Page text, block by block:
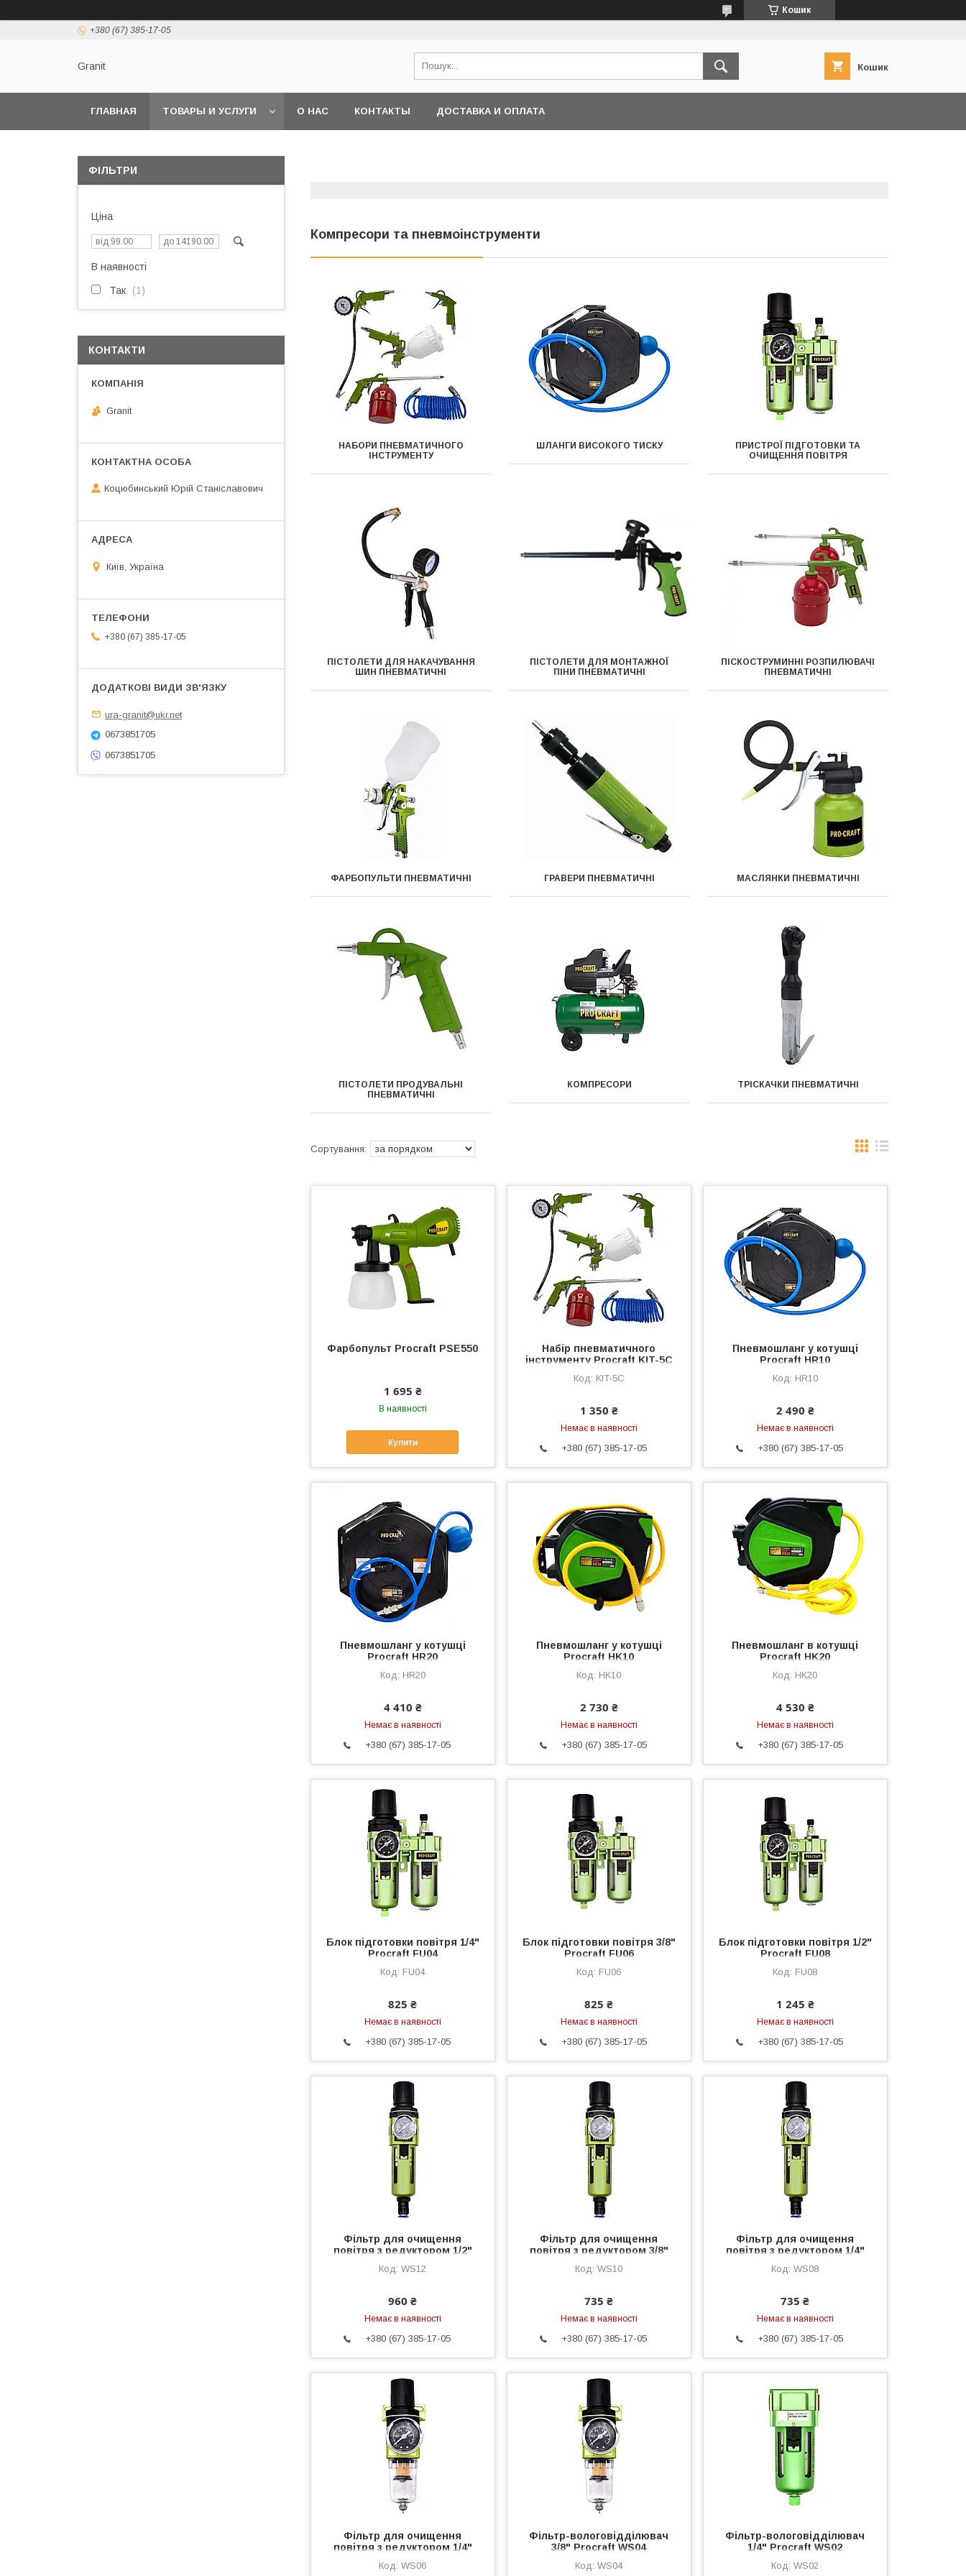
Кошик
+380 (67) 385-17-05
Granit Кошик
ГЛАВНАЯ ТОВАРЫ И УСЛУГИ О НАС КОНТАКТЫ ДОСТАВКА И ОПЛАТА
Компресори та пневмоінструменти
НАБОРИ ПНЕВМАТИЧНОГО
ІНСТРУМЕНТУ
ШЛАНГИ ВИСОКОГО ТИСКУ
ПРИСТРОЇ ПІДГОТОВКИ ТА
ОЧИЩЕННЯ ПОВІТРЯ
ПІСТОЛЕТИ ДЛЯ НАКАЧУВАННЯ
ШИН ПНЕВМАТИЧНІ
ПІСТОЛЕТИ ДЛЯ МОНТАЖНОЇ
ПІНИ ПНЕВМАТИЧНІ
ПІСКОСТРУМИННІ РОЗПИЛЮВАЧІ
ПНЕВМАТИЧНІ
ФАРБОПУЛЬТИ ПНЕВМАТИЧНІ ГРАВЕРИ ПНЕВМАТИЧНІ МАСЛЯНКИ ПНЕВМАТИЧНІ
ПІСТОЛЕТИ ПРОДУВАЛЬНІ
ПНЕВМАТИЧНІ
КОМПРЕСОРИ ТРІСКАЧКИ ПНЕВМАТИЧНІ
Фарбопульт Procraft PSE550
1 695 ₴
В наявності
Купити
Набір пневматичного
інструменту Procraft KIT-5C
KIT-5C
1 350 ₴
Немає в наявності
+380 (67) 385-17-05
Пневмошланг у котушці
Procraft HR10
HR10
2 490 ₴
Немає в наявності
+380 (67) 385-17-05
Пневмошланг у котушці
Procraft HR20
HR20
4 410 ₴
Немає в наявності
+380 (67) 385-17-05
Пневмошланг у котушці
Procraft HK10
HK10
2 730 ₴
Немає в наявності
+380 (67) 385-17-05
Пневмошланг в котушці
Procraft HK20
HK20
4 530 ₴
Немає в наявності
+380 (67) 385-17-05
Блок підготовки повітря 1/4"
Procraft FU04
FU04
825 ₴
Немає в наявності
+380 (67) 385-17-05
Блок підготовки повітря 3/8"
Procraft FU06
FU06
825 ₴
Немає в наявності
+380 (67) 385-17-05
Блок підготовки повітря 1/2"
Procraft FU08
FU08
1 245 ₴
Немає в наявності
+380 (67) 385-17-05
Фільтр для очищення
повітря з редуктором 1/2"
WS12
960 ₴
Немає в наявності
+380 (67) 385-17-05
Фільтр для очищення
повітря з редуктором 3/8"
WS10
735 ₴
Немає в наявності
+380 (67) 385-17-05
Фільтр для очищення
повітря з редуктором 1/4"
WS08
735 ₴
Немає в наявності
+380 (67) 385-17-05
Фільтр для очищення
повітря з редуктором 1/4"
WS06
Фільтр-вологовідділювач
3/8" Procraft WS04
WS04
Фільтр-вологовідділювач
1/4" Procraft WS02
WS02
ФІЛЬТРИ
Ціна
В наявності
Так 1
КОНТАКТИ
Granit
Коцюбинський Юрій Станіславович
Київ, Україна
+380 (67) 385-17-05
ura-granit@ukr.net
0673851705
0673851705